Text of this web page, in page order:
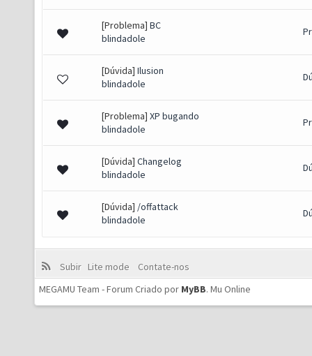
[Problema] BC
blindadole
[Dúvida] Ilusion
blindadole
[Problema] XP bugando
blindadole
[Dúvida] Changelog
blindadole
[Dúvida] /offattack
blindadole
Subir Lite mode
Contate-nos
MEGAMU Team - Forum Criado por MyBB. Mu Online